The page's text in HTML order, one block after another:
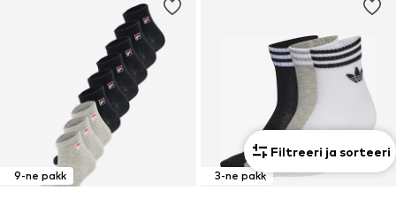
9-ne pakk
3-ne pakk
Filtreeri ja sorteeri